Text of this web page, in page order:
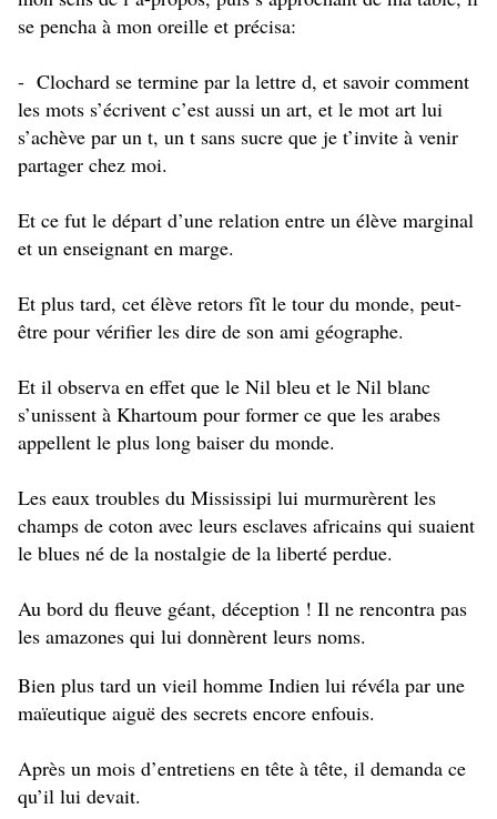
se pencha à mon oreille et précisa:
- Clochard se termine par la lettre d, et savoir comment
les mots s’écrivent c’est aussi un art, et le mot art lui
s’achève par un t, un t sans sucre que je t’invite à venir
partager chez moi.
Et ce fut le départ d’une relation entre un élève marginal
et un enseignant en marge.
Et plus tard, cet élève retors fît le tour du monde, peut-
être pour vérifier les dire de son ami géographe.
Et il observa en effet que le Nil bleu et le Nil blanc
s’unissent à Khartoum pour former ce que les arabes
appellent le plus long baiser du monde.
Les eaux troubles du Mississipi lui murmurèrent les
champs de coton avec leurs esclaves africains qui suaient
le blues né de la nostalgie de la liberté perdue.
Au bord du fleuve géant, déception ! Il ne rencontra pas
les amazones qui lui donnèrent leurs noms.
Bien plus tard un vieil homme Indien lui révéla par une
maïeutique aiguë des secrets encore enfouis.
Après un mois d’entretiens en tête à tête, il demanda ce
qu’il lui devait.